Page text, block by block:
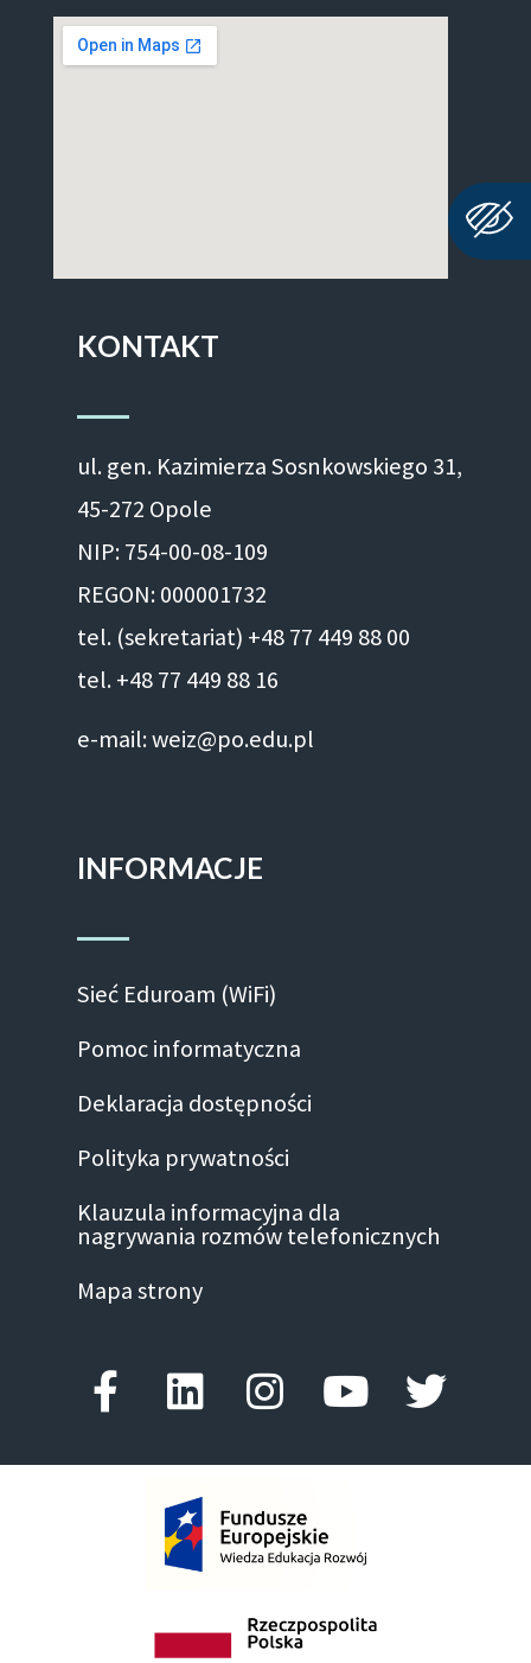
KONTAKT
ul. gen. Kazimierza Sosnkowskiego 31,
45-272 Opole
NIP: 754-00-08-109
REGON: 000001732
tel. (sekretariat) +48 77 449 88 00
tel. +48 77 449 88 16
e-mail: weiz@po.edu.pl
INFORMACJE
Sieć Eduroam (WiFi)
Pomoc informatyczna
Deklaracja dostępności
Polityka prywatności
Klauzula informacyjna dla
nagrywania rozmów telefonicznych
Mapa strony
Facebook-f
LinkedinInstagram
Youtube